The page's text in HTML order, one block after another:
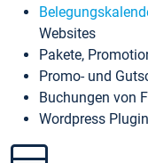
Websites
Pakete,
Promo- und
Buchungen von
Wordpress Plugin